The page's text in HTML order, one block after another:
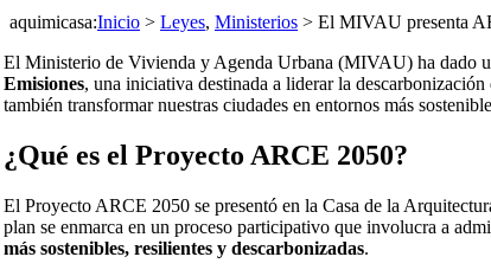
aquimicasa:Inicio > Leyes, Ministerios > El MIVAU presenta
El Ministerio de Vivienda y Agenda Urbana (MIVAU) ha dado
Emisiones, una iniciativa destinada a liderar la
también transformar nuestras ciudades en entornos más
¿Qué es el Proyecto ARCE 2050?
El Proyecto ARCE 2050 se presentó en la Casa de la
plan se enmarca en un proceso participativo que involucra a
más sostenibles, resilientes y descarbonizadas.